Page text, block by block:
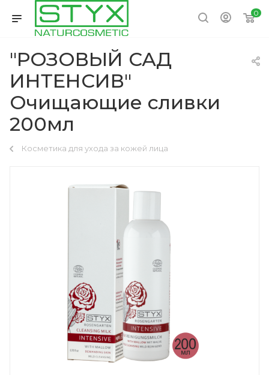
0
"РОЗОВЫЙ САД
ИНТЕНСИВ"
Очищающие сливки
200мл
Косметика для ухода за кожей лица